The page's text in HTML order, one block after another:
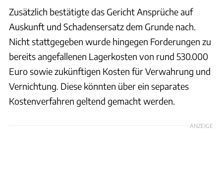
Zusätzlich bestätigte das Gericht Ansprüche auf
Auskunft und Schadensersatz dem Grunde nach.
Nicht stattgegeben wurde hingegen Forderungen zu
bereits angefallenen Lagerkosten von rund 530.000
Euro sowie zukünftigen Kosten für Verwahrung und
Vernichtung. Diese könnten über ein separates
Kostenverfahren geltend gemacht werden.
ANZEIGE